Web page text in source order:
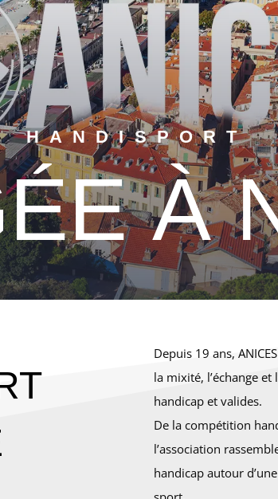
HANDISPORT
À
Depuis 19 ans,
la mixité, l’échange
handicap et valides.
De la compétition
l’association
handicap autour